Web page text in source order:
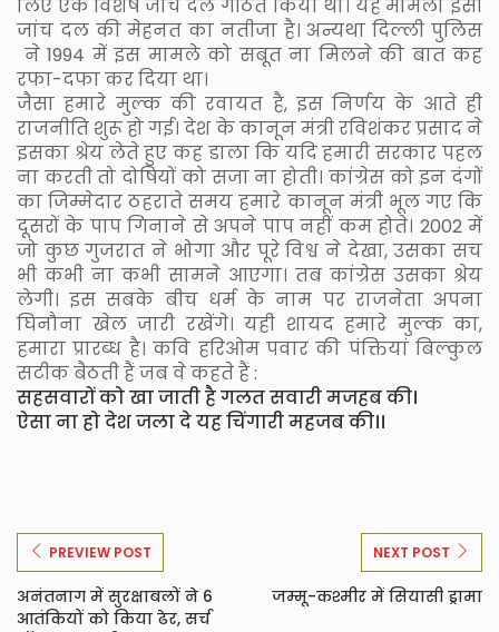
लिए एक विशेष जांच दल गठित किया था। यह मामला इसी
जांच दल की मेहनत का नतीजा है। अन्यथा दिल्ली पुलिस
ने 1994 में इस मामले को सबूत ना मिलने की बात कह
रफा-दफा कर दिया था।
जैसा हमारे मुल्क की रवायत है, इस निर्णय के आते ही
राजनीति शुरू हो गई। देश के कानून मंत्री रविशंकर प्रसाद ने
इसका श्रेय लेते हुए कह डाला कि यदि हमारी सरकार पहल
ना करती तो दोषियों को सजा ना होती। कांग्रेस को इन दंगों
का जिम्मेदार ठहराते समय हमारे कानून मंत्री भूल गए कि
दूसरों के पाप गिनाने से अपने पाप नहीं कम होते। 2002 में
जो कुछ गुजरात ने भोगा और पूरे विश्व ने देखा, उसका सच
भी कभी ना कभी सामने आएगा। तब कांग्रेस उसका श्रेय
लेगी। इस सबके बीच धर्म के नाम पर राजनेता अपना
घिनौना खेल जारी रखेंगे। यही शायद हमारे मुल्क का,
हमारा प्रारब्ध है। कवि हरिओम पवार की पंक्तियां बिल्कुल
सटीक बैठती हैं जब वे कहते हैं :
सहसवारों को खा जाती है गलत सवारी मजहब की।
ऐसा ना हो देश जला दे यह चिंगारी महजब की।।
PREVIEW POST
अनंतनाग में सुरक्षाबलों ने 6
आतंकियों को किया ढेर, सर्च
NEXT POST
जम्मू-कश्मीर में सियासी ड्रामा